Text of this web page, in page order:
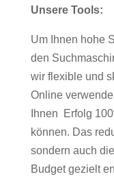
Unsere Tools:
Um Ihnen hohe
den
wir flexible und
Online
Ihnen Erfolg
können. Das
sondern auch
Budget gezielt